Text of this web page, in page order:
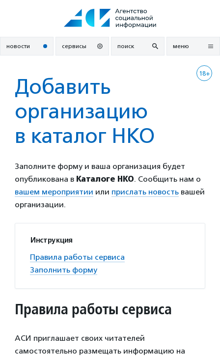
новости сервисы поиск меню
18+
Добавить
организацию
в каталог НКО
Заполните форму и ваша организация будет
опубликована в Каталоге НКО. Сообщить нам о
вашем мероприятии или прислать новость вашей
организации.
Инструкция
Правила работы сервиса
Заполнить форму
Правила работы сервиса
АСИ приглашает своих читателей
самостоятельно размещать информацию на